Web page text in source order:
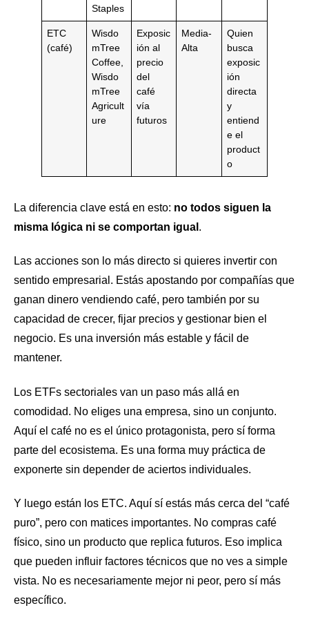
Staples
ETC
(café)
Wisdo
mTree
Coffee,
Wisdo
mTree
Agricult
ure
Exposic
ión al
precio
del
café
vía
futuros
Media-
Alta
Quien
busca
exposic
ión
directa
y
entiend
e el
product
o
La diferencia clave está en esto: no todos siguen la
misma lógica ni se comportan igual .
Las acciones son lo más directo si quieres invertir con
sentido empresarial. Estás apostando por compañías que
ganan dinero vendiendo café, pero también por su
capacidad de crecer, fijar precios y gestionar bien el
negocio. Es una inversión más estable y fácil de
mantener.
Los ETFs sectoriales van un paso más allá en
comodidad. No eliges una empresa, sino un conjunto.
Aquí el café no es el único protagonista, pero sí forma
parte del ecosistema. Es una forma muy práctica de
exponerte sin depender de aciertos individuales.
Y luego están los ETC. Aquí sí estás más cerca del “café
puro”, pero con matices importantes. No compras café
físico, sino un producto que replica futuros. Eso implica
que pueden influir factores técnicos que no ves a simple
vista. No es necesariamente mejor ni peor, pero sí más
específico.